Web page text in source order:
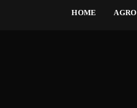
HOME AGRO